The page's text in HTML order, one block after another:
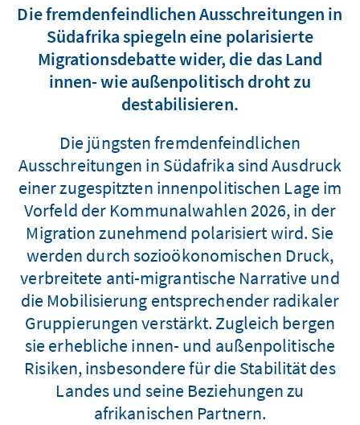
Die fremdenfeindlichen Ausschreitungen in
Südafrika spiegeln eine polarisierte
Migrationsdebatte wider, die das Land
innen- wie außenpolitisch droht zu
destabilisieren.
Die jüngsten fremdenfeindlichen
Ausschreitungen in Südafrika sind Ausdruck
einer zugespitzten innenpolitischen Lage im
Vorfeld der Kommunalwahlen 2026, in der
Migration zunehmend polarisiert wird. Sie
werden durch sozioökonomischen Druck,
verbreitete anti-migrantische Narrative und
die Mobilisierung entsprechender radikaler
Gruppierungen verstärkt. Zugleich bergen
sie erhebliche innen- und außenpolitische
Risiken, insbesondere für die Stabilität des
Landes und seine Beziehungen zu
afrikanischen Partnern.